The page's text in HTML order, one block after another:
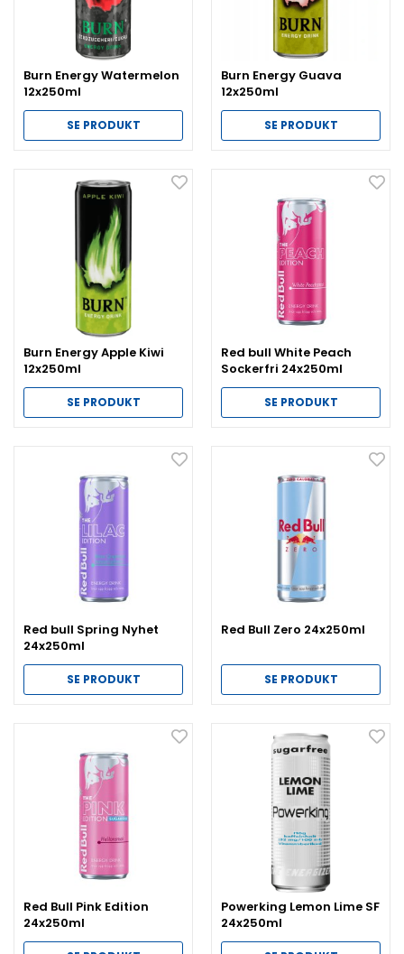
Burn Energy Watermelon
12x250ml
SE PRODUKT
Burn Energy Guava
12x250ml
SE PRODUKT
Burn Energy Apple Kiwi
12x250ml
SE PRODUKT
Red bull White Peach
Sockerfri 24x250ml
SE PRODUKT
Red bull Spring Nyhet
24x250ml
SE PRODUKT
Red Bull Zero 24x250ml
SE PRODUKT
Red Bull Pink Edition
24x250ml
Powerking Lemon Lime SF
24x250ml